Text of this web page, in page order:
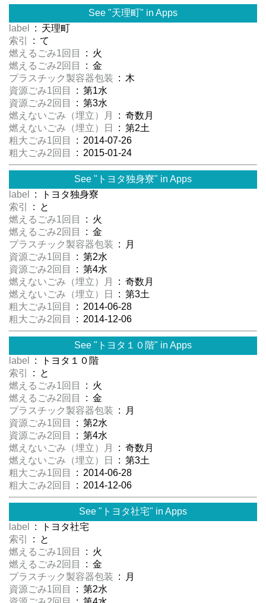
See "天理町" in Apps
label
: 天理町
索引
: て
燃えるごみ1回目
: 火
燃えるごみ2回目
: 金
プラスチック製容器包装 : 木
資源ごみ1回目
: 第1水
資源ごみ2回目
: 第3水
燃えないごみ（埋立）月
: 奇数月
燃えないごみ（埋立）日
: 第2土
粗大ごみ1回目
: 2014-07-26
粗大ごみ2回目
: 2015-01-24
See "トヨタ独身寮" in Apps
label
: トヨタ独身寮
索引
: と
燃えるごみ1回目
: 火
燃えるごみ2回目
: 金
プラスチック製容器包装 : 月
資源ごみ1回目
: 第2水
資源ごみ2回目
: 第4水
燃えないごみ（埋立）月
: 奇数月
燃えないごみ（埋立）日
: 第3土
粗大ごみ1回目
: 2014-06-28
粗大ごみ2回目
: 2014-12-06
See "トヨタ１０階" in Apps
label
: トヨタ１０階
索引
: と
燃えるごみ1回目
: 火
燃えるごみ2回目
: 金
プラスチック製容器包装 : 月
資源ごみ1回目
: 第2水
資源ごみ2回目
: 第4水
燃えないごみ（埋立）月
: 奇数月
燃えないごみ（埋立）日
: 第3土
粗大ごみ1回目
: 2014-06-28
粗大ごみ2回目
: 2014-12-06
See "トヨタ社宅" in Apps
label
: トヨタ社宅
索引
: と
燃えるごみ1回目
: 火
燃えるごみ2回目
: 金
プラスチック製容器包装 : 月
資源ごみ1回目
: 第2水